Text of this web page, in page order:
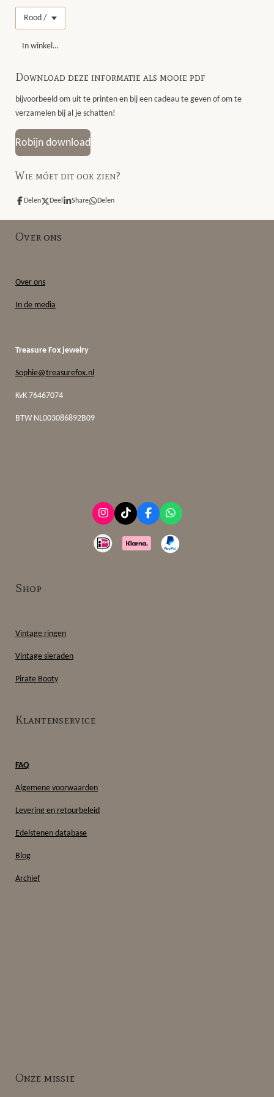
In winkelwagen
Download deze informatie als mooie pdf
bijvoorbeeld om uit te printen en bij een cadeau te geven of om te
verzamelen bij al je schatten!
Robijn download
Wie móet dit ook zien?
Delen Deel Share Delen
Over ons
Over ons
In de media
Treasure Fox jewelry
Sophie@treasurefox.nl
KvK 76467074
BTW NL003086892B09
I
n
s
t
T
i
k
T
F
a
c
e
W
h
a
t
s
Shop
Vintage ringen
Vintage sieraden
Pirate Booty
Klantenservice
FAQ
Algemene voorwaarden
Levering en retourbeleid
Edelstenen database
Blog
Archief
Onze missie